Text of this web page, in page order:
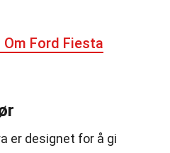
Om Ford Fiesta
er designet for å gi